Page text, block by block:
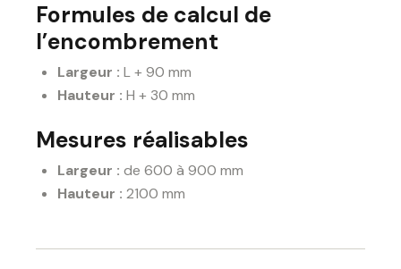
Formules de calcul de
l’encombrement
Largeur : L + 90 mm
Hauteur : H + 30 mm
Mesures réalisables
Largeur : de 600 à 900 mm
Hauteur : 2100 mm